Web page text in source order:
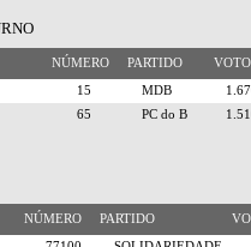
NÚMERO PARTIDO
15 MDB
65 PC do B
NÚMERO PARTIDO